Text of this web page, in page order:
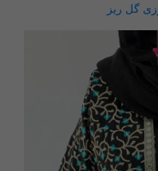
گل ریز